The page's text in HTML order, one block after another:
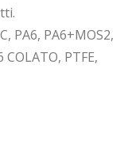
PA6, PA6+MOS2,
COLATO, PTFE,